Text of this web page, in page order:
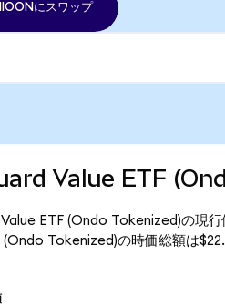
にスワップ
Value ETF
ETF (Ondo Tokenized)の現
(Ondo Tokenized)の時価総額は